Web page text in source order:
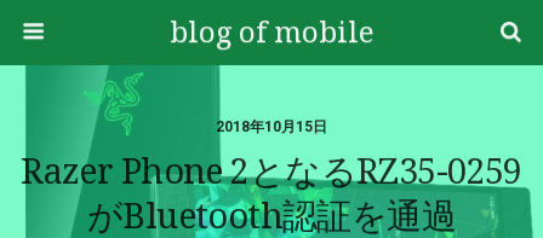
blog of mobile
2018年10月15日
Razer Phone 2となるRZ35-0259
がBluetooth認証を通過